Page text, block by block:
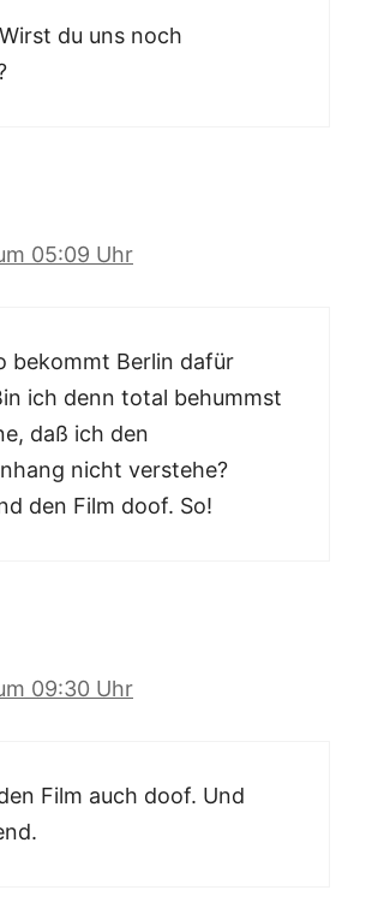
du uns noch
05:09 Uhr
bekommt Berlin dafür
ich denn total behummst
daß ich den
nicht verstehe?
den Film doof. So!
09:30 Uhr
Film auch doof. Und